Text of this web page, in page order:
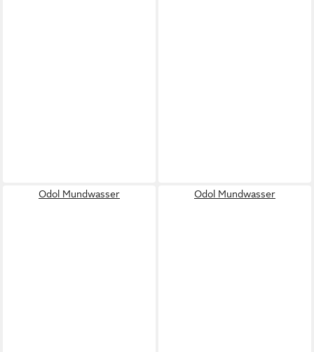
Odol Mundwasser Odol Mundwasser